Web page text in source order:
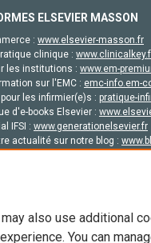
ELSEVIER MASSON
: www.elsevier-masson.fr
clinique :
les institutions : www.em-
sur l'EMC : emc-info.em-
les infirmier(e)s : pratique-
d'e-books Elsevier :
IFSI : www.generationelsevier.fr
actualité sur notre blog :
also use additional
You can